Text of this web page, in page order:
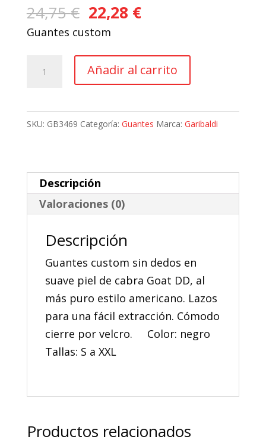
24,75€ El
precio
era:
24,75 €.
22,28 €El
es:
22,28 €.
Guantes custom
Añadir al carrito
SKU: GB3469 Categoría: Guantes Marca: Garibaldi
Descripción
Valoraciones (0)
Descripción
Guantes custom sin dedos en
suave piel de cabra Goat DD, al
más puro estilo americano. Lazos
para una fácil extracción. Cómodo
cierre por velcro. Color: negro
Tallas: S a XXL
Productos relacionados